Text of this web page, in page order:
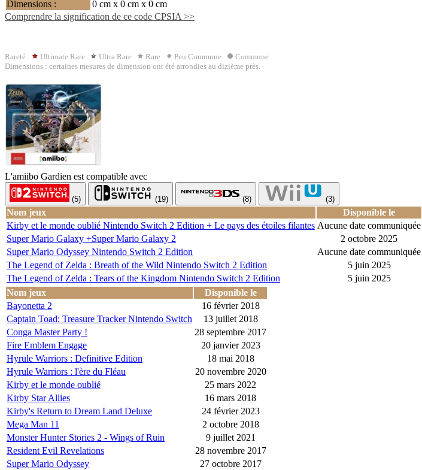
Dimensions :
0 cm x 0 cm x 0 cm
Comprendre la signification de ce code CPSIA >>
Rareté : Ultimate Rare Ultra Rare Rare Peu Commune
Commune
Dimensions : certaines mesures de dimension ont été arrondies au dizième près.
L'amiibo Gardien est compatible avec
(5) (19) (8) (3)
Nom jeux
Disponible le
Kirby et le monde oublié Nintendo Switch 2 Edition + Le pays des étoiles filantes Aucune date communiquée
Super Mario Galaxy +Super Mario Galaxy 2
2 octobre 2025
Super Mario Odyssey Nintendo Switch 2 Edition
Aucune date communiquée
The Legend of Zelda : Breath of the Wild Nintendo Switch 2 Edition
5 juin 2025
The Legend of Zelda : Tears of the Kingdom Nintendo Switch 2 Edition
5 juin 2025
Nom jeux
Disponible le
Bayonetta 2
16 février 2018
Captain Toad: Treasure Tracker Nintendo Switch
13 juillet 2018
Conga Master Party !
28 septembre 2017
Fire Emblem Engage
20 janvier 2023
Hyrule Warriors : Definitive Edition
18 mai 2018
Hyrule Warriors : l'ère du Fléau
20 novembre 2020
Kirby et le monde oublié
25 mars 2022
Kirby Star Allies
16 mars 2018
Kirby's Return to Dream Land Deluxe
24 février 2023
Mega Man 11
2 octobre 2018
Monster Hunter Stories 2 - Wings of Ruin
9 juillet 2021
Resident Evil Revelations
28 novembre 2017
Super Mario Odyssey
27 octobre 2017